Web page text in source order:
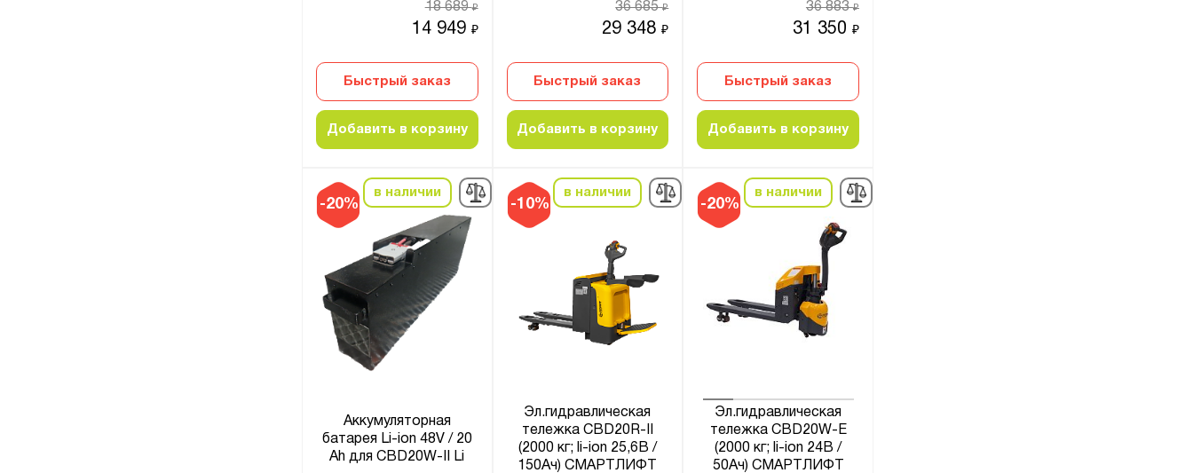
14 949 ₽
18 689₽
Быстрый заказ
Добавить в корзину
29 348₽
36 685₽
Быстрый заказ
Добавить в корзину
31 350 ₽
36 883₽
Быстрый заказ
Добавить в корзину
-20%
в наличии
Аккумуляторная
батарея Li-ion 48V / 20
Ah для CBD20W-II Li
-10%
в наличии
Эл.гидравлическая
тележка CBD20R-II
(2000 кг; li-ion 25,6В /
150Ач) СМАРТЛИФТ
-20%
в наличии
Эл.гидравлическая
тележка CBD20W-E
(2000 кг; li-ion 24В /
50Ач) СМАРТЛИФТ